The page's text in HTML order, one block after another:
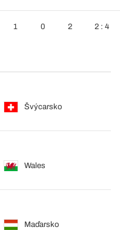
1 0 2 2 : 4
Švýcarsko
Wales
Maďarsko